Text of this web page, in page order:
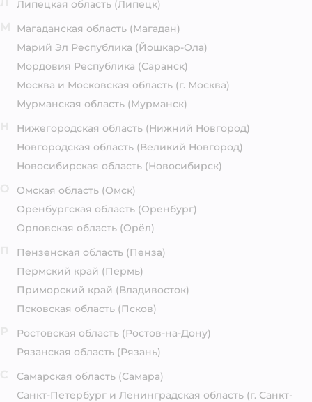
Липецкая область (Липецк)
Магаданская область (Магадан)
Марий Эл Республика (Йошкар-Ола)
Мордовия Республика (Саранск)
Москва и Московская область (г. Москва)
Мурманская область (Мурманск)
Нижегородская область (Нижний Новгород)
Новгородская область (Великий Новгород)
Новосибирская область (Новосибирск)
Омская область (Омск)
Оренбургская область (Оренбург)
Орловская область (Орёл)
Пензенская область (Пенза)
Пермский край (Пермь)
Приморский край (Владивосток)
Псковская область (Псков)
Ростовская область (Ростов-на-Дону)
Рязанская область (Рязань)
Самарская область (Самара)
Санкт-Петербург и Ленинградская область (г. Санкт-